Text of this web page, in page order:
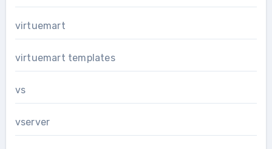
virtuemart
virtuemart templates
vs
vserver